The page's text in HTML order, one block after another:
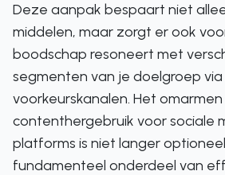
Deze aanpak bespaart niet
middelen, maar zorgt er ook
boodschap resoneert met
segmenten van je doelgroep via
voorkeurskanalen. Het
contenthergebruik voor sociale
platforms is niet langer
fundamenteel onderdeel van